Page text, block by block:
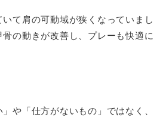
いて肩の可動域が狭くなっていまし
の動きが改善し、プレーも快適に
や「仕方がないもの」ではなく、